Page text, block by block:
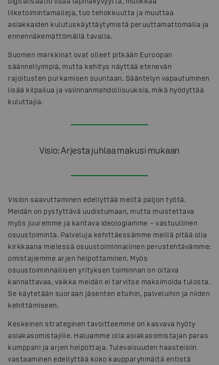
liiketoimintamalleja, tuo tehokkuutta ja muuttaa
asiakkaiden kulutuskäyttäytymistä peruuttamattomalla ja
ennennäkemättömällä tavalla.
Suomen markkinat ovat olleet pitkään Euroopan
säännellyimpiä, mutta kehitys näyttää etenevän
rajoitusten purkamisen suuntaan. Sääntelyn vapautuminen
lisää kilpailua ja valinnanmahdollisuuksia, mikä hyödyttää
kuluttajia.
Visio: Arjesta juhlaa makusi mukaan
Vision saavuttaminen edellyttää meiltä paljon työtä.
Meidän on pystyttävä uudistumaan, mutta muistettava
myös juuremme ja kantava ideologiamme – vastuullinen
osuustoiminta. Palveluja kehittäessämme meillä pitää olla
kirkkaana mielessä osuustoiminnallinen perustehtävämme:
omistajiemme arjen helpottaminen. Myös
osuustoiminnallisen yrityksen toiminnan on oltava
kannattavaa, vaikka meidän ei tarvitse maksimoida tulosta.
Se käytetään suoraan jäsenten etuihin, palveluihin ja niiden
kehittämiseen.
Keskeinen strateginen tavoitteemme on kasvava hyöty
asiakasomistajille. Haluamme olla asiakasomistajan paras
kumppani ja arjen helpottaja. Tulevaisuuden haasteisiin
vastaaminen edellyttää koko kaupparyhmältä entistä